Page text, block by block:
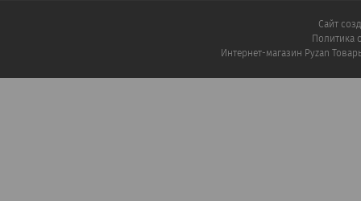
Сайт
Политика
Интернет-магазин Pyzan